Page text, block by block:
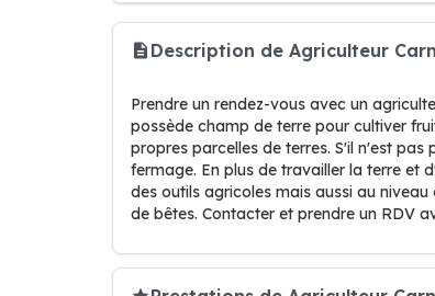
Description de Agriculteur
Prendre un rendez-vous avec un
possède champ de terre pour cultiver
propres parcelles de terres. S'il n'est
fermage. En plus de travailler la terre et
des outils agricoles mais aussi au
de bêtes. Contacter et prendre un RDV